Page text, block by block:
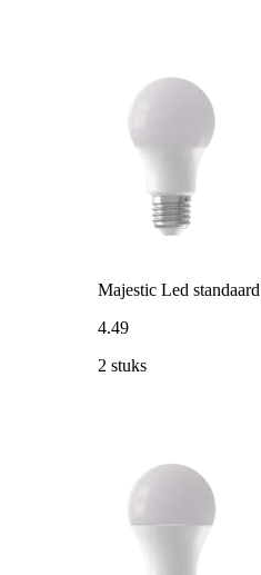
Majestic Led
4.49
2 stuks